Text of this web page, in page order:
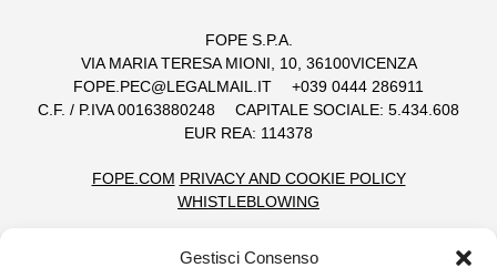
Gestisci Consenso
FOPE S.P.A.
VIA MARIA TERESA MIONI, 10, 36100VICENZA
FOPE.PEC@LEGALMAIL.IT
+039 0444 286911
C.F. / P.IVA 00163880248
CAPITALE SOCIALE: 5.434.608
EUR REA: 114378
FOPE.COM PRIVACY AND COOKIE POLICY
WHISTLEBLOWING